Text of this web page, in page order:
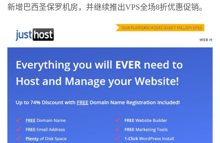
新增巴西圣保罗机房，并继续推出VPS全场8折优惠促销。